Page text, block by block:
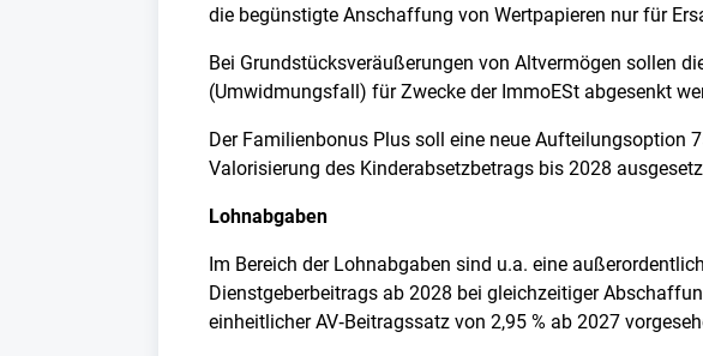
die begünstigte Anschaffung von Wertpapieren nur für
Bei Grundstücksveräußerungen von Altvermögen sollen
(Umwidmungsfall) für Zwecke der ImmoESt abgesenkt
Der Familienbonus Plus soll eine neue Aufteilungsoption
Valorisierung des Kinderabsetzbetrags bis 2028
Lohnabgaben
Im Bereich der Lohnabgaben sind u.a. eine
Dienstgeberbeitrags ab 2028 bei gleichzeitiger
einheitlicher AV‑Beitragssatz von 2,95 % ab 2027